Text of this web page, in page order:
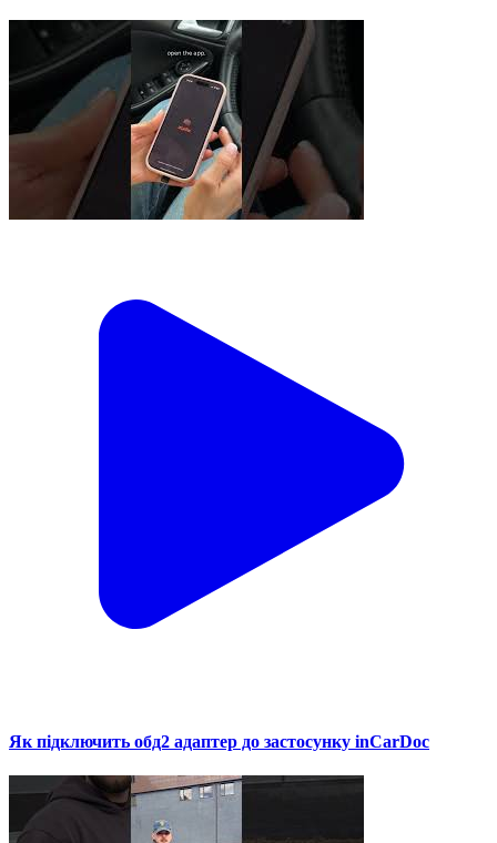
Як підключить обд2 адаптер до застосунку inCarDoc